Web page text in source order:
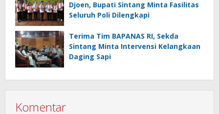
Djoen, Bupati Sintang Minta Fasilitas
Seluruh Poli Dilengkapi
Terima Tim BAPANAS RI, Sekda
Sintang Minta Intervensi Kelangkaan
Daging Sapi
Komentar